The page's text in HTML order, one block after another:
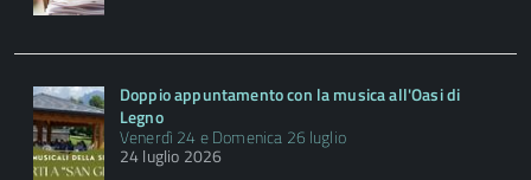
Doppio appuntamento con la musica all'Oasi di
Legno
Venerdì 24 e Domenica 26 luglio
24 luglio 2026